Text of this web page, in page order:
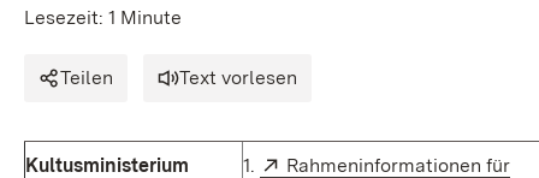
Lesezeit: 1 Minute
Teilen Text vorlesen
Kultusministerium
1. Extern:
Rahmeninformationen für